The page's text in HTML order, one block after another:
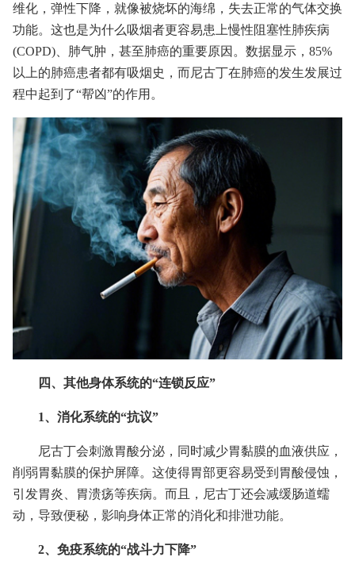
维化，弹性下降，就像被烧坏的海绵，失去正常的气体交换
功能。这也是为什么吸烟者更容易患上慢性阻塞性肺疾病
(COPD)、肺气肿，甚至肺癌的重要原因。数据显示，85%
以上的肺癌患者都有吸烟史，而尼古丁在肺癌的发生发展过
程中起到了“帮凶”的作用。
四、其他身体系统的“连锁反应”
1、消化系统的“抗议”
尼古丁会刺激胃酸分泌，同时减少胃黏膜的血液供应，
削弱胃黏膜的保护屏障。这使得胃部更容易受到胃酸侵蚀，
引发胃炎、胃溃疡等疾病。而且，尼古丁还会减缓肠道蠕
动，导致便秘，影响身体正常的消化和排泄功能。
2、免疫系统的“战斗力下降”